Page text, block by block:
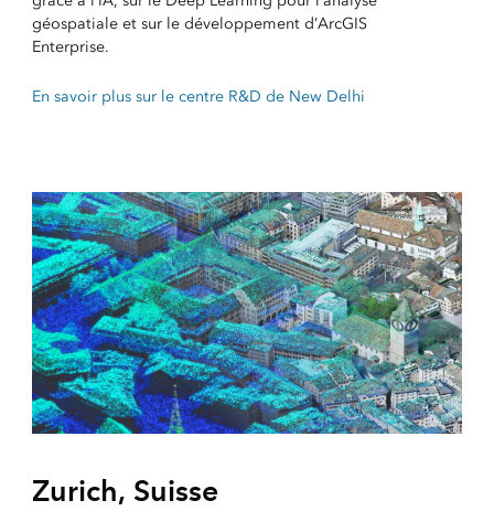
géospatiale et sur le développement d’ArcGIS
Enterprise.
En savoir plus sur le centre R&D de New Delhi
Zurich, Suisse